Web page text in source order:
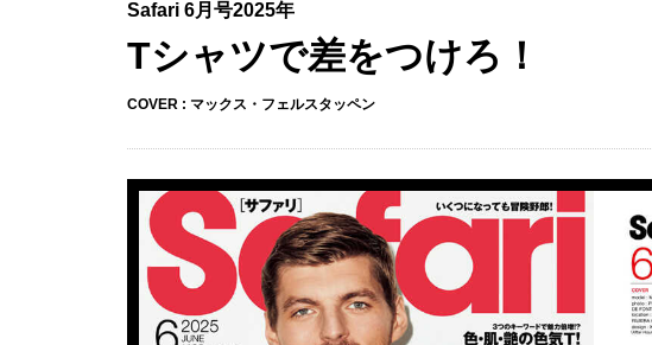
Safari 6月号2025年
Tシャツで差をつけろ！
COVER : マックス・フェルスタッペン